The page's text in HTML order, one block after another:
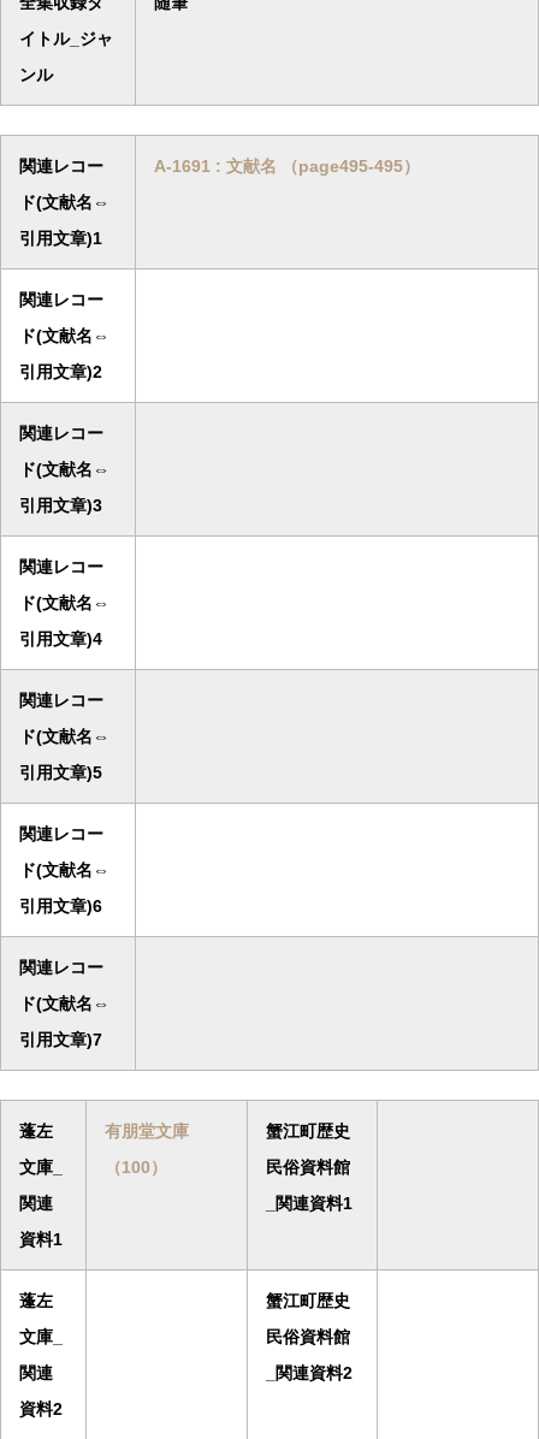
イトル_ジャ
ンル
関連レコー
ド(文献名⇔
引用文章)1
A-1691 : 文献名 （page495-495）
関連レコー
ド(文献名⇔
引用文章)2
関連レコー
ド(文献名⇔
引用文章)3
関連レコー
ド(文献名⇔
引用文章)4
関連レコー
ド(文献名⇔
引用文章)5
関連レコー
ド(文献名⇔
引用文章)6
関連レコー
ド(文献名⇔
引用文章)7
蓬左
文庫_
関連
資料1
有朋堂文庫
（100）
蟹江町歴史
民俗資料館
_関連資料1
蓬左
文庫_
関連
資料2
蟹江町歴史
民俗資料館
_関連資料2